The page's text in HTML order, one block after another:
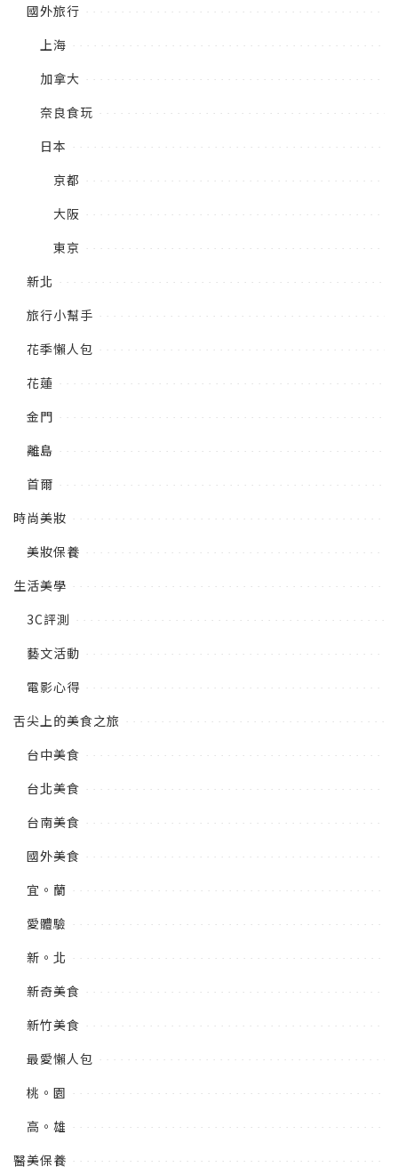
國外旅行
上海
加拿大
奈良食玩
日本
京都
大阪
東京
新北
旅行小幫手
花季懶人包
花蓮
金門
離島
首爾
時尚美妝
美妝保養
生活美學
3C評測
藝文活動
電影心得
舌尖上的美食之旅
台中美食
台北美食
台南美食
國外美食
宜。蘭
愛體驗
新。北
新奇美食
新竹美食
最愛懶人包
桃。園
高。雄
醫美保養